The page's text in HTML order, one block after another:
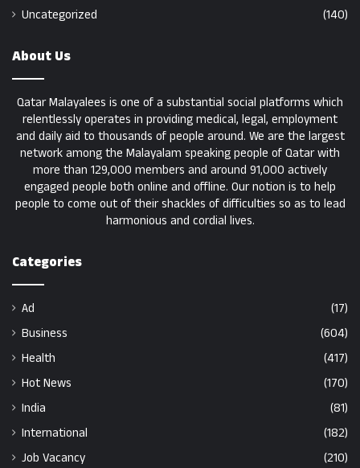
Uncategorized
(140)
About Us
Qatar Malayalees is one of a substantial social platforms which
relentlessly operates in providing medical, legal, employment
and daily aid to thousands of people around. We are the largest
network among the Malayalam speaking people of Qatar with
more than 129,000 members and around 91,000 actively
engaged people both online and offline. Our notion is to help
people to come out of their shackles of difficulties so as to lead
harmonious and cordial lives.
Categories
Ad
(17)
Business
(604)
Health
(417)
Hot News
(170)
India
(81)
International
(182)
Job Vacancy
(210)